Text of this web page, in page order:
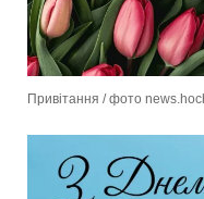
Привітання / фото